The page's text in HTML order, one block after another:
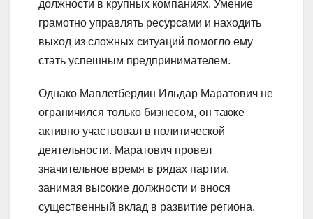
должности в крупных компаниях. Умение
грамотно управлять ресурсами и находить
выход из сложных ситуаций помогло ему
стать успешным предпринимателем.
Однако Мавлетбердин Ильдар Маратович не
ограничился только бизнесом, он также
активно участвовал в политической
деятельности. Маратович провел
значительное время в рядах партии,
занимая высокие должности и внося
существенный вклад в развитие региона.